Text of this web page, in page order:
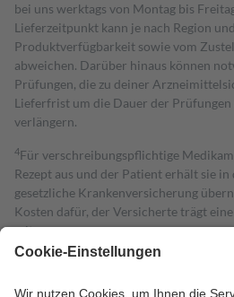
bei uns werktags von Montag bis
Lieferzeitpunkt kann je nach Region
Produktverfügbarkeit sowie vom
abweichen. Darüber hinaus können
Prüfungen, die zu deiner
Lieferfrist um die Dauer der
verlängern.
4Für verschreibungspflichtige
Rezept aus und der Patient erhält sie
gesetzliche Krankenversicherung
Kosten dafür, der Versicherte trägt
mit.
Grundsätzlich leisten Mitglieder
höchstens zehn Euro.
Es sind jedoch